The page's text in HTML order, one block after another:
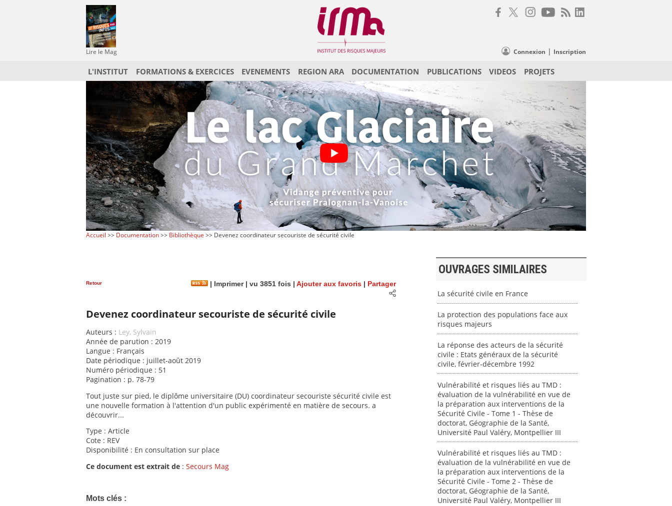
Lire le Mag Connexion | Inscription
L'INSTITUT FORMATIONS & EXERCICES EVENEMENTS REGION ARA DOCUMENTATION PUBLICATIONS VIDEOS PROJETS
Accueil >> Documentation>> Bibliothèque >> Devenez coordinateur secouriste de sécurité civile
Retour Imprimer| vu 3851 fois | Ajouter aux favoris Partager
Devenez coordinateur secouriste de sécurité civile
Auteurs : Ley, Sylvain
Année de parution : 2019
Langue : Français
Date périodique : juillet-août 2019
Numéro périodique : 51
Pagination : p. 78-79
Tout juste sur pied, le diplôme universitaire (DU) coordinateur secouriste sécurité civile est
une nouvelle formation à l'attention d'un public expérimenté en matière de secours. a
découvrir...
Type : Article
Cote : REV
Disponibilité : En consultation sur place
Ce document est extrait de : Secours Mag
Mots clés :
OUVRAGES SIMILAIRES
La sécurité civile en France
La protection des populations face aux
risques majeurs
La réponse des acteurs de la sécurité
civile : Etats généraux de la sécurité
civile, février-décembre 1992
Vulnérabilité et risques liés au TMD :
évaluation de la vulnérabilité en vue de
la préparation aux interventions de la
Sécurité Civile - Tome 1 - Thèse de
doctorat, Géographie de la Santé,
Université Paul Valéry, Montpellier III
Vulnérabilité et risques liés au TMD :
évaluation de la vulnérabilité en vue de
la préparation aux interventions de la
Sécurité Civile - Tome 2 - Thèse de
doctorat, Géographie de la Santé,
Université Paul Valéry, Montpellier III